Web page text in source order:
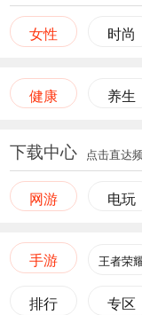
女性 时尚
健康 养生
下载中心 点击直达
网游 电玩
手游 王者荣
排行 专区